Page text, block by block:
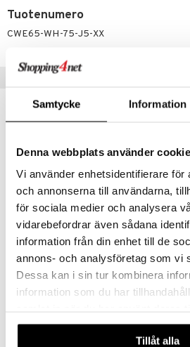
Samtycke Information
Denna webbplats använder
Vi använder enhetsidentifierare för
och annonserna till användarna,
för sociala medier och analysera
vidarebefordrar även sådana
information från din enhet till de
annons- och analysföretag som vi
Dessa kan i sin tur kombinera
information som du har
våra cookies vid fortsatt
Tillåt alla
Tuotenumero
CWE65-WH-75-J5-XX
Saatavana useana vaihtoehtona
Color Fresh
WELLA PROFESSIONALS
14,95 €
Color
alk.